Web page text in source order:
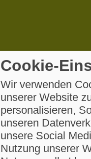
Cookie-
Wir verwenden
unserer Website
personalisieren,
unseren
unsere Social
Nutzung unserer